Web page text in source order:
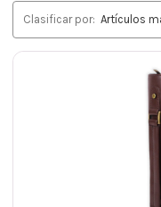
Clasificar por: